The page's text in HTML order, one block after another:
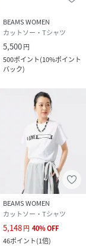
BEAMS WOMEN
カットソー・Tシャツ
5,500円
500ポイント(10%ポイント
バック)
BEAMS WOMEN
カットソー・Tシャツ
5,148円 40%OFF
46ポイント(1倍)